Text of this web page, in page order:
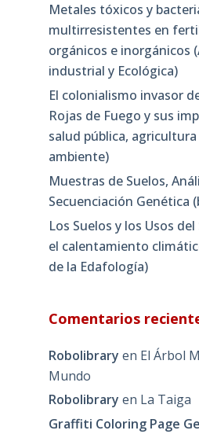
Metales tóxicos y
multirresistentes en
orgánicos e inorgánicos
industrial y Ecológica)
El colonialismo invasor
Rojas de Fuego y sus
salud pública,
ambiente)
Muestras de Suelos,
Secuenciación Genética
Los Suelos y los Usos
el calentamiento
de la Edafología)
Comentarios
Robolibrary en El Árbol
Mundo
Robolibrary en La Taiga
Graffiti Coloring Page